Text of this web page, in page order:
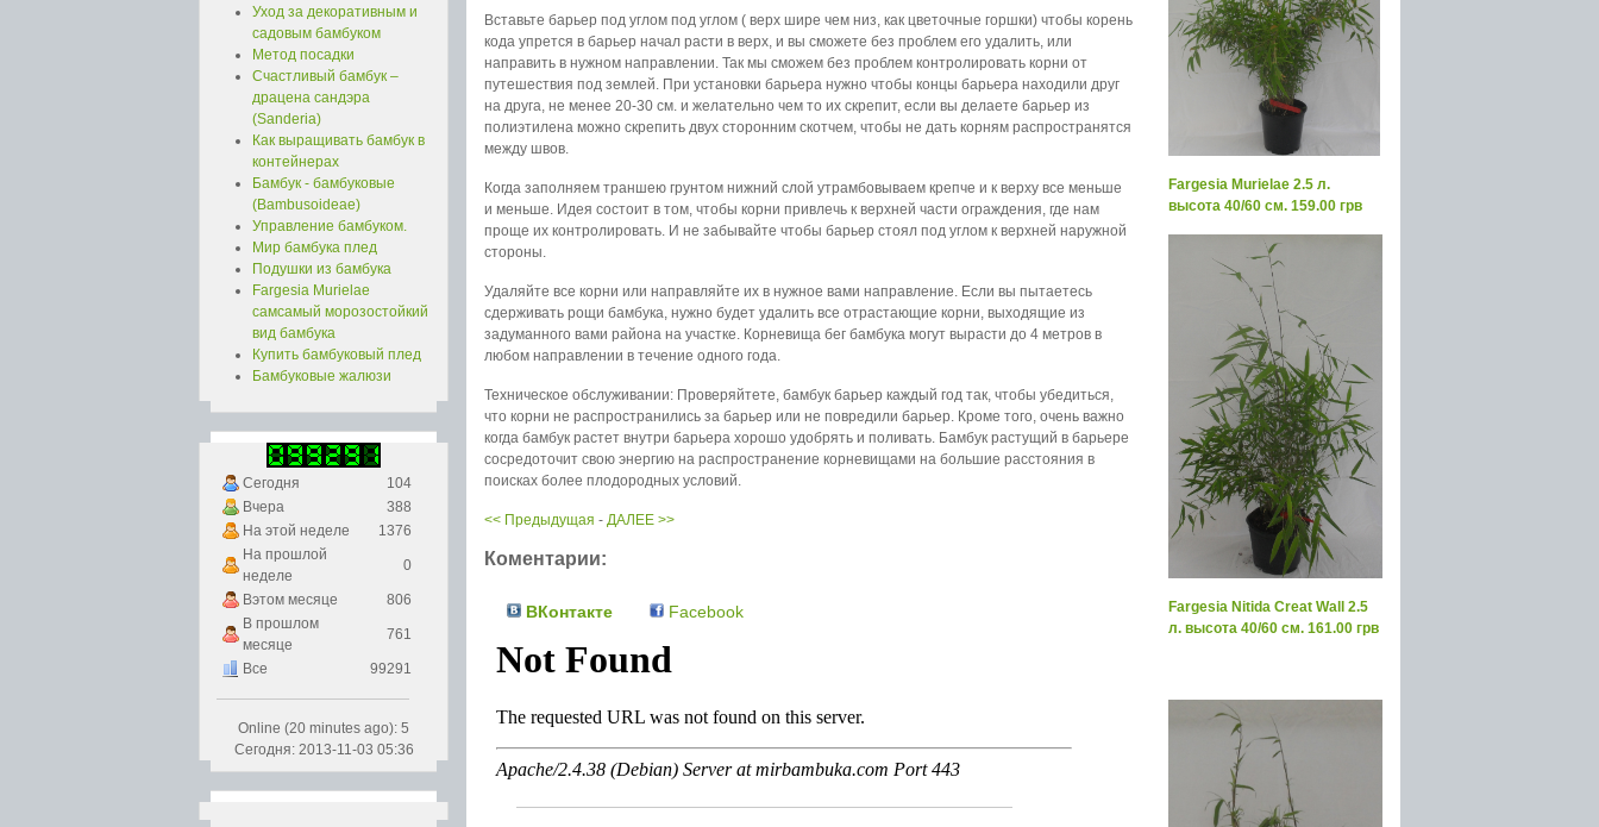
Уход за декоративным и
садовым бамбуком
Метод посадки
Счастливый бамбук –
драцена сандэра
(Sanderia)
Как выращивать бамбук в
контейнерах
Бамбук - бамбуковые
(Bambusoideae)
Управление бамбуком.
Мир бамбука плед
Подушки из бамбука
Fargesia Murielae
самсамый морозостойкий
вид бамбука
Купить бамбуковый плед
Бамбуковые жалюзи
Сегодня
104
Вчера
388
На этой неделе
1376
На прошлой
неделе
0
Вэтом месяце
806
В прошлом
месяце
761
Все 99291
Online (20 minutes ago): 5
Сегодня: 2013-11-03 05:36
Fargesia Murielae 2.5 л.
высота 40/60 см. 159.00 грв
Fargesia Nitida Creat Wall 2.5
л. высота 40/60 см. 161.00 грв
Вставьте барьер под углом под углом ( верх шире чем низ, как цветочные горшки) чтобы корень
кода упрется в барьер начал расти в верх, и вы сможете без проблем его удалить, или
направить в нужном направлении. Так мы сможем без проблем контролировать корни от
путешествия под землей. При установки барьера нужно чтобы концы барьера находили друг
на друга, не менее 20-30 см. и желательно чем то их скрепит, если вы делаете барьер из
полиэтилена можно скрепить двух сторонним скотчем, чтобы не дать корням распространятся
между швов.
Когда заполняем траншею грунтом нижний слой утрамбовываем крепче и к верху все меньше
и меньше. Идея состоит в том, чтобы корни привлечь к верхней части ограждения, где нам
проще их контролировать. И не забывайте чтобы барьер стоял под углом к верхней наружной
стороны.
Удаляйте все корни или направляйте их в нужное вами направление. Если вы пытаетесь
сдерживать рощи бамбука, нужно будет удалить все отрастающие корни, выходящие из
задуманного вами района на участке. Корневища бег бамбука могут вырасти до 4 метров в
любом направлении в течение одного года.
Техническое обслуживании: Проверяйтете, бамбук барьер каждый год так, чтобы убедиться,
что корни не распространились за барьер или не повредили барьер. Кроме того, очень важно
когда бамбук растет внутри барьера хорошо удобрять и поливать. Бамбук растущий в барьере
сосредоточит свою энергию на распространение корневищами на большие расстояния в
поисках более плодородных условий.
<< Предыдущая - ДАЛЕЕ >>
Коментарии:
ВКонтакте Facebook